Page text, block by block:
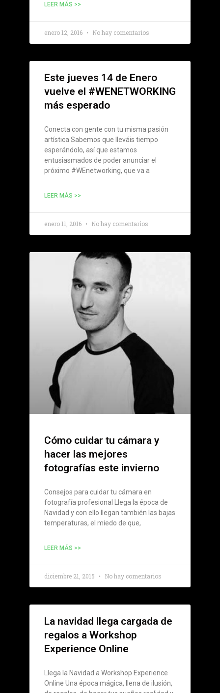
LEER MÁS >>
enero 12, 2016 No hay comentarios
Este jueves 14 de Enero
vuelve el #WENETWORKING
más esperado
Conecta con gente con tu misma pasión
artística Sabemos que lleváis tiempo
esperándolo, así que estamos
entusiasmados de poder anunciar el
próximo #WEnetworking, que va a
LEER MÁS >>
enero 11, 2016 No hay comentarios
Cómo cuidar tu cámara y
hacer las mejores
fotografías este invierno
Consejos para cuidar tu cámara en
fotografía profesional Llega la época de
Navidad y con ello llegan también las bajas
temperaturas, el miedo de que,
LEER MÁS >>
diciembre 21, 2015 No hay comentarios
La navidad llega cargada de
regalos a Workshop
Experience Online
Llega la Navidad a Workshop Experience
Online Una época mágica, llena de ilusión,